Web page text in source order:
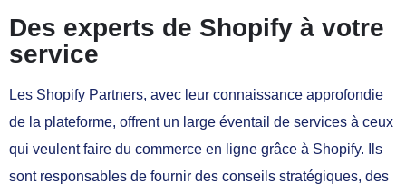
Des experts de Shopify à votre
service
Les Shopify Partners, avec leur connaissance approfondie
de la plateforme, offrent un large éventail de services à ceux
qui veulent faire du commerce en ligne grâce à Shopify. Ils
sont responsables de fournir des conseils stratégiques, des